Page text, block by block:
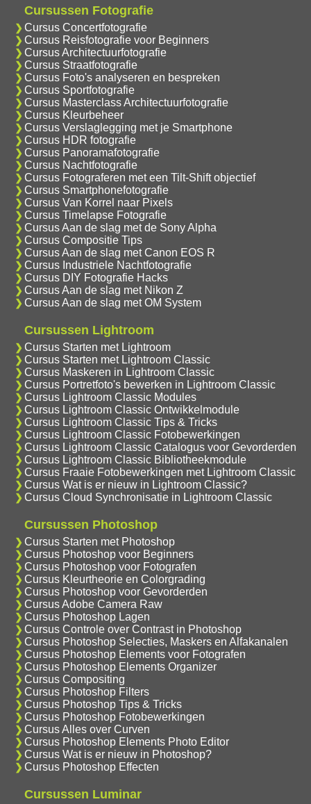
Cursussen Fotografie
Cursus Concertfotografie
Cursus Reisfotografie voor Beginners
Cursus Architectuurfotografie
Cursus Straatfotografie
Cursus Foto's analyseren en bespreken
Cursus Sportfotografie
Cursus Masterclass Architectuurfotografie
Cursus Kleurbeheer
Cursus Verslaglegging met je Smartphone
Cursus HDR fotografie
Cursus Panoramafotografie
Cursus Nachtfotografie
Cursus Fotograferen met een Tilt-Shift objectief
Cursus Smartphonefotografie
Cursus Van Korrel naar Pixels
Cursus Timelapse Fotografie
Cursus Aan de slag met de Sony Alpha
Cursus Compositie Tips
Cursus Aan de slag met Canon EOS R
Cursus Industriele Nachtfotografie
Cursus DIY Fotografie Hacks
Cursus Aan de slag met Nikon Z
Cursus Aan de slag met OM System
Cursussen Lightroom
Cursus Starten met Lightroom
Cursus Starten met Lightroom Classic
Cursus Maskeren in Lightroom Classic
Cursus Portretfoto's bewerken in Lightroom Classic
Cursus Lightroom Classic Modules
Cursus Lightroom Classic Ontwikkelmodule
Cursus Lightroom Classic Tips & Tricks
Cursus Lightroom Classic Fotobewerkingen
Cursus Lightroom Classic Catalogus voor Gevorderden
Cursus Lightroom Classic Bibliotheekmodule
Cursus Fraaie Fotobewerkingen met Lightroom Classic
Cursus Wat is er nieuw in Lightroom Classic?
Cursus Cloud Synchronisatie in Lightroom Classic
Cursussen Photoshop
Cursus Starten met Photoshop
Cursus Photoshop voor Beginners
Cursus Photoshop voor Fotografen
Cursus Kleurtheorie en Colorgrading
Cursus Photoshop voor Gevorderden
Cursus Adobe Camera Raw
Cursus Photoshop Lagen
Cursus Controle over Contrast in Photoshop
Cursus Photoshop Selecties, Maskers en Alfakanalen
Cursus Photoshop Elements voor Fotografen
Cursus Photoshop Elements Organizer
Cursus Compositing
Cursus Photoshop Filters
Cursus Photoshop Tips & Tricks
Cursus Photoshop Fotobewerkingen
Cursus Alles over Curven
Cursus Photoshop Elements Photo Editor
Cursus Wat is er nieuw in Photoshop?
Cursus Photoshop Effecten
Cursussen Luminar